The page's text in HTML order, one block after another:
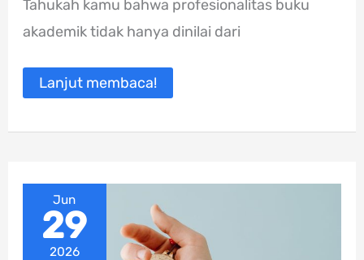
Tahukah kamu bahwa profesionalitas buku
akademik tidak hanya dinilai dari
yang
Dosen
Lanjut membaca!
Jun
29
2026